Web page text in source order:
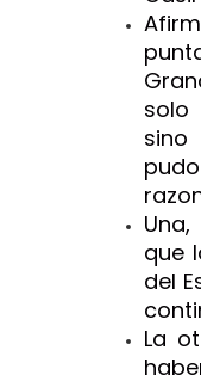
solo
sino
que
del
La